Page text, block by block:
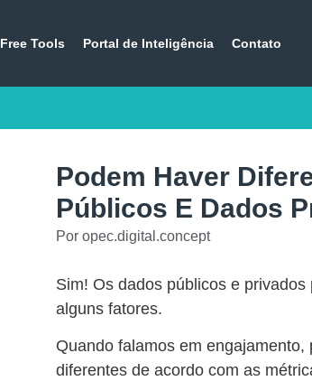
Free Tools Portal de Inteligência Contato
Podem Haver
Públicos E Dados
Por opec.digital.concept
Sim! Os dados públicos e
alguns fatores.
Quando falamos em
diferentes de acordo com as